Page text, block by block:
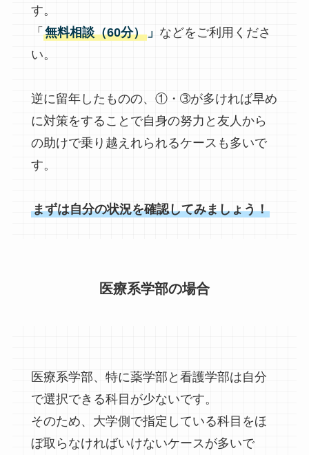
す。
「 無料相談（60分）」 などをご利用くださ
い。
逆に留年したものの、①・➂が多ければ早め
に対策をすることで自身の努力と友人から
の助けで乗り越えれられるケースも多いで
す。
まずは自分の状況を確認してみましょう！
医療系学部の場合
医療系学部、特に薬学部と看護学部は自分
で選択できる科目が少ないです。
そのため、大学側で指定している科目をほ
ぼ取らなければいけないケースが多いで